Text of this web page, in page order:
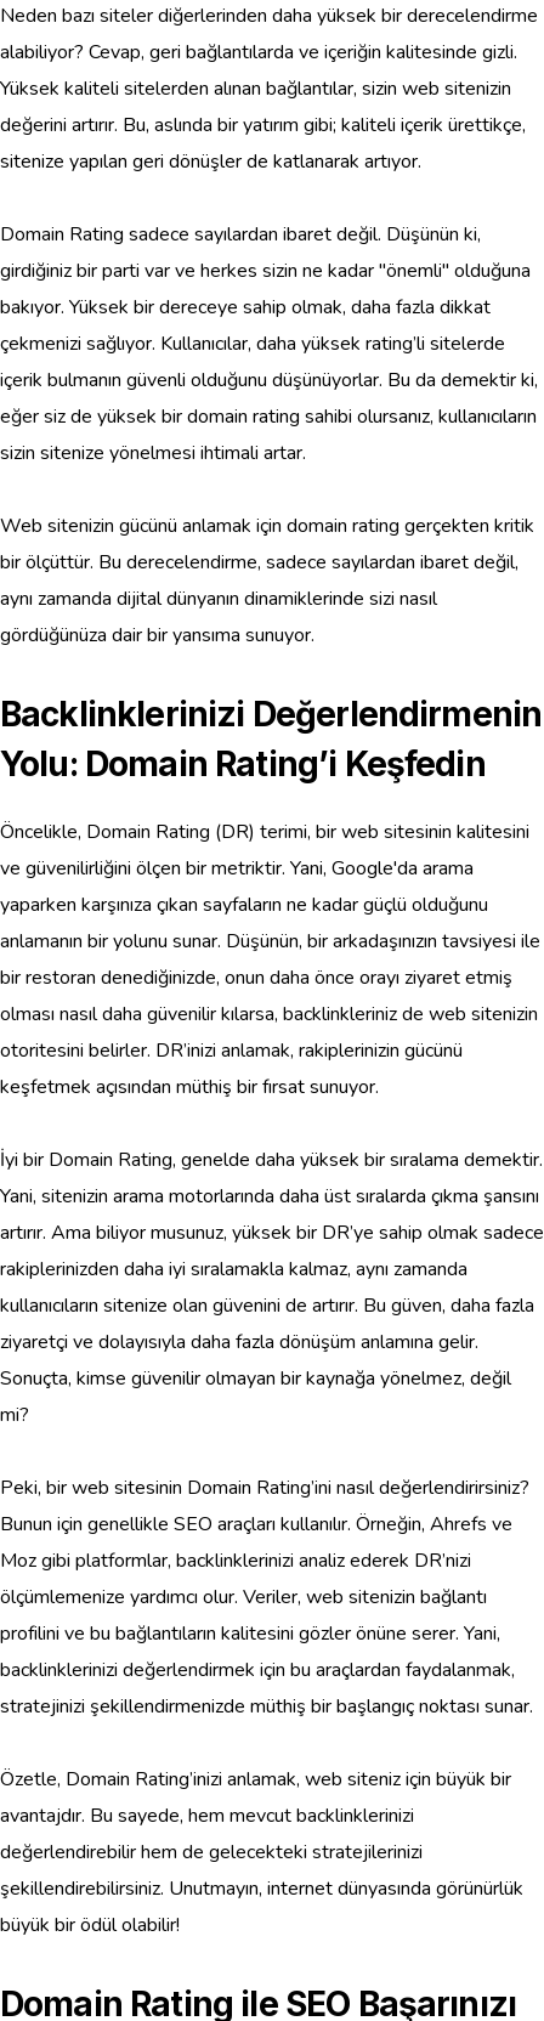
Neden bazı siteler diğerlerinden daha yüksek bir derecelendirme
alabiliyor? Cevap, geri bağlantılarda ve içeriğin kalitesinde gizli.
Yüksek kaliteli sitelerden alınan bağlantılar, sizin web sitenizin
değerini artırır. Bu, aslında bir yatırım gibi; kaliteli içerik ürettikçe,
sitenize yapılan geri dönüşler de katlanarak artıyor.
Domain Rating sadece sayılardan ibaret değil. Düşünün ki,
girdiğiniz bir parti var ve herkes sizin ne kadar "önemli" olduğuna
bakıyor. Yüksek bir dereceye sahip olmak, daha fazla dikkat
çekmenizi sağlıyor. Kullanıcılar, daha yüksek rating’li sitelerde
içerik bulmanın güvenli olduğunu düşünüyorlar. Bu da demektir ki,
eğer siz de yüksek bir domain rating sahibi olursanız, kullanıcıların
sizin sitenize yönelmesi ihtimali artar.
Web sitenizin gücünü anlamak için domain rating gerçekten kritik
bir ölçüttür. Bu derecelendirme, sadece sayılardan ibaret değil,
aynı zamanda dijital dünyanın dinamiklerinde sizi nasıl
gördüğünüza dair bir yansıma sunuyor.
Backlinklerinizi Değerlendirmenin
Yolu: Domain Rating’i Keşfedin
Öncelikle, Domain Rating (DR) terimi, bir web sitesinin kalitesini
ve güvenilirliğini ölçen bir metriktir. Yani, Google'da arama
yaparken karşınıza çıkan sayfaların ne kadar güçlü olduğunu
anlamanın bir yolunu sunar. Düşünün, bir arkadaşınızın tavsiyesi ile
bir restoran denediğinizde, onun daha önce orayı ziyaret etmiş
olması nasıl daha güvenilir kılarsa, backlinkleriniz de web sitenizin
otoritesini belirler. DR’inizi anlamak, rakiplerinizin gücünü
keşfetmek açısından müthiş bir fırsat sunuyor.
İyi bir Domain Rating, genelde daha yüksek bir sıralama demektir.
Yani, sitenizin arama motorlarında daha üst sıralarda çıkma şansını
artırır. Ama biliyor musunuz, yüksek bir DR’ye sahip olmak sadece
rakiplerinizden daha iyi sıralamakla kalmaz, aynı zamanda
kullanıcıların sitenize olan güvenini de artırır. Bu güven, daha fazla
ziyaretçi ve dolayısıyla daha fazla dönüşüm anlamına gelir.
Sonuçta, kimse güvenilir olmayan bir kaynağa yönelmez, değil
mi?
Peki, bir web sitesinin Domain Rating’ini nasıl değerlendirirsiniz?
Bunun için genellikle SEO araçları kullanılır. Örneğin, Ahrefs ve
Moz gibi platformlar, backlinklerinizi analiz ederek DR’nizi
ölçümlemenize yardımcı olur. Veriler, web sitenizin bağlantı
profilini ve bu bağlantıların kalitesini gözler önüne serer. Yani,
backlinklerinizi değerlendirmek için bu araçlardan faydalanmak,
stratejinizi şekillendirmenizde müthiş bir başlangıç noktası sunar.
Özetle, Domain Rating’inizi anlamak, web siteniz için büyük bir
avantajdır. Bu sayede, hem mevcut backlinklerinizi
değerlendirebilir hem de gelecekteki stratejilerinizi
şekillendirebilirsiniz. Unutmayın, internet dünyasında görünürlük
büyük bir ödül olabilir!
Domain Rating ile SEO Başarınızı